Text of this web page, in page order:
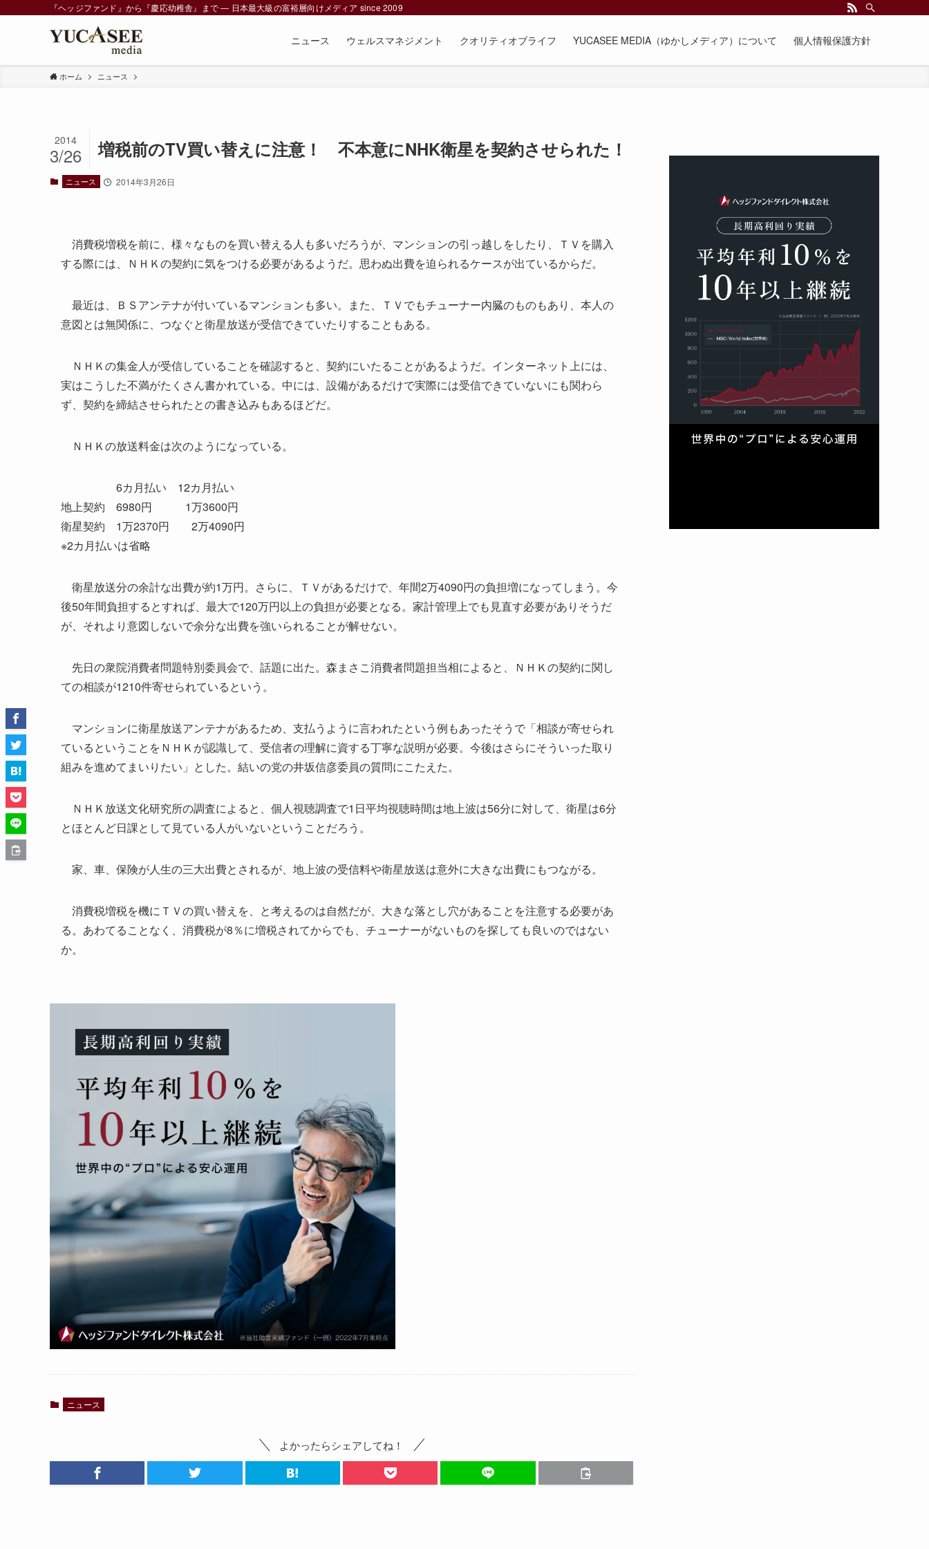
『ヘッジファンド』から『慶応幼稚舎』まで ― 日本最大級の富裕層向けメディア since 2009
ニュース ウェルスマネジメント クオリティオブライフ YUCASEE MEDIA（ゆかしメディア）について 個人情報保護方針
ホーム ニュース
増税前のTV買い替えに注意！ 不本意にNHK衛星を契約させられた！
2014
3/26
ニュース 2014年3月26日
消費税増税を前に、様々なものを買い替える人も多いだろうが、マンションの引っ越しをしたり、ＴＶを購入
する際には、ＮＨＫの契約に気をつける必要があるようだ。思わぬ出費を迫られるケースが出ているからだ。
最近は、ＢＳアンテナが付いているマンションも多い。また、ＴＶでもチューナー内臓のものもあり、本人の
意図とは無関係に、つなぐと衛星放送が受信できていたりすることもある。
ＮＨＫの集金人が受信していることを確認すると、契約にいたることがあるようだ。インターネット上には、
実はこうした不満がたくさん書かれている。中には、設備があるだけで実際には受信できていないにも関わら
ず、契約を締結させられたとの書き込みもあるほどだ。
ＮＨＫの放送料金は次のようになっている。
6カ月払い 12カ月払い
地上契約 6980円 1万3600円
衛星契約 1万2370円 2万4090円
※2カ月払いは省略
衛星放送分の余計な出費が約1万円。さらに、ＴＶがあるだけで、年間2万4090円の負担増になってしまう。今
後50年間負担するとすれば、最大で120万円以上の負担が必要となる。家計管理上でも見直す必要がありそうだ
が、それより意図しないで余分な出費を強いられることが解せない。
先日の衆院消費者問題特別委員会で、話題に出た。森まさこ消費者問題担当相によると、ＮＨＫの契約に関し
ての相談が1210件寄せられているという。
マンションに衛星放送アンテナがあるため、支払うように言われたという例もあったそうで「相談が寄せられ
ているということをＮＨＫが認識して、受信者の理解に資する丁寧な説明が必要。今後はさらにそういった取り
組みを進めてまいりたい」とした。結いの党の井坂信彦委員の質問にこたえた。
ＮＨＫ放送文化研究所の調査によると、個人視聴調査で1日平均視聴時間は地上波は56分に対して、衛星は6分
とほとんど日課として見ている人がいないということだろう。
家、車、保険が人生の三大出費とされるが、地上波の受信料や衛星放送は意外に大きな出費にもつながる。
消費税増税を機にＴＶの買い替えを、と考えるのは自然だが、大きな落とし穴があることを注意する必要があ
る。あわてることなく、消費税が8％に増税されてからでも、チューナーがないものを探しても良いのではない
か。
ニュース
よかったらシェアしてね！